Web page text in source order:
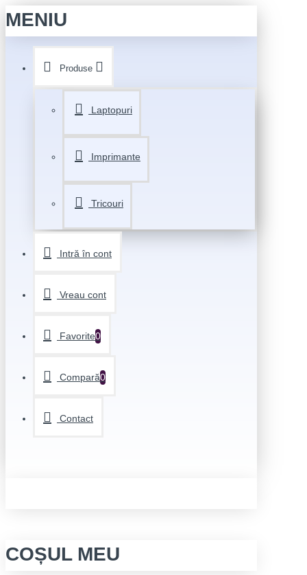
MENIU
Produse
Laptopuri
Imprimante
Tricouri
Intră în cont
Vreau cont
Favorite0
Compară0
Contact
COȘUL MEU